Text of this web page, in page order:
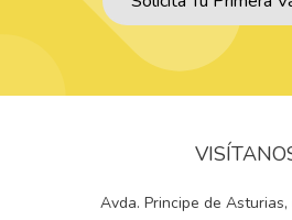
Avda. Principe de Asturias,